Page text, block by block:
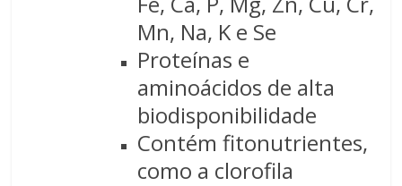
Mn, Na, K e Se
Proteínas e
aminoácidos de alta
biodisponibilidade
Contém fitonutrientes,
como a clorofila